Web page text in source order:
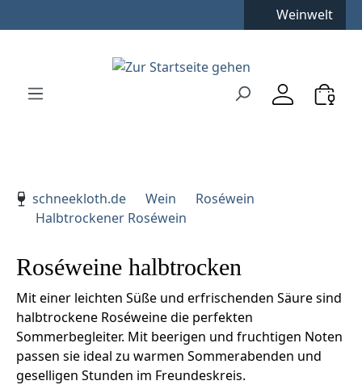
Zur Hauptnavigation springen
Weinwelt
schneekloth.de
Wein
Roséwein
Halbtrockener Roséwein
Roséweine halbtrocken
Mit einer leichten Süße und erfrischenden Säure sind
halbtrockene Roséweine die perfekten
Sommerbegleiter. Mit beerigen und fruchtigen Noten
passen sie ideal zu warmen Sommerabenden und
geselligen Stunden im Freundeskreis.